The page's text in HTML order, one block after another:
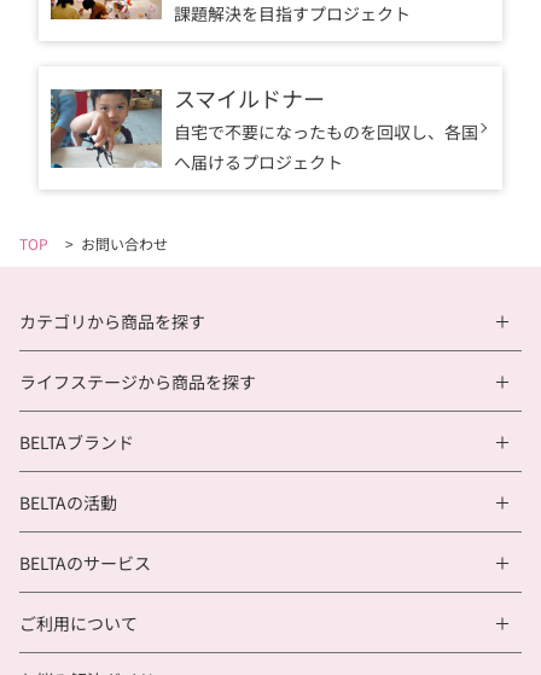
課題解決を目指すプロジェクト
スマイルドナー
自宅で不要になったものを回収し、 各国
へ届けるプロジェクト
TOP > お問い合わせ
カテゴリから商品を探す
ライフステージから商品を探す
BELTAブランド
BELTAの活動
BELTAのサービス
ご利用について